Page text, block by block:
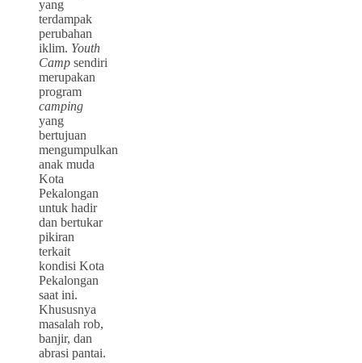
yang
terdampak
perubahan
iklim. Youth
Camp sendiri
merupakan
program
camping
yang
bertujuan
mengumpulkan
anak muda
Kota
Pekalongan
untuk hadir
dan bertukar
pikiran
terkait
kondisi Kota
Pekalongan
saat ini.
Khususnya
masalah rob,
banjir, dan
abrasi pantai.